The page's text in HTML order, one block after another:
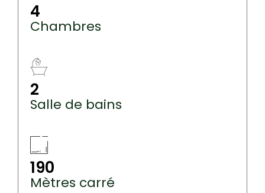
4
Chambres
2
Salle de bains
190
Mètres carré